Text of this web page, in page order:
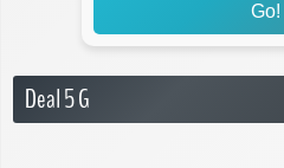
Go!
Deal 5 G